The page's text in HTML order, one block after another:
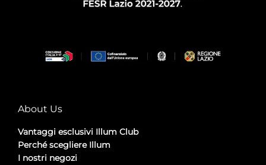
About Us
Vantaggi esclusivi Illum Club
Perché scegliere Illum
I nostri negozi